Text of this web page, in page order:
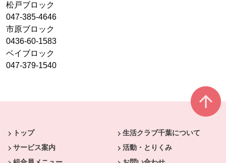
松戸ブロック
047-385-4646
市原ブロック
0436-60-1583
ベイブロック
047-379-1540
トップ
生活クラブ千葉について
サービス案内
活動・とりくみ